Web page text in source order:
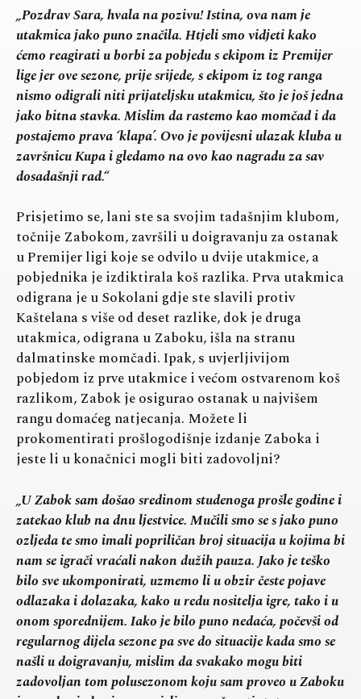
„Pozdrav Sara, hvala na pozivu! Istina, ova nam je
utakmica jako puno značila. Htjeli smo vidjeti kako
ćemo reagirati u borbi za pobjedu s ekipom iz Premijer
lige jer ove sezone, prije srijede, s ekipom iz tog ranga
nismo odigrali niti prijateljsku utakmicu, što je još jedna
jako bitna stavka. Mislim da rastemo kao momčad i da
postajemo prava ‘klapa’. Ovo je povijesni ulazak kluba u
završnicu Kupa i gledamo na ovo kao nagradu za sav
dosadašnji rad.“
Prisjetimo se, lani ste sa svojim tadašnjim klubom,
točnije Zabokom, završili u doigravanju za ostanak
u Premijer ligi koje se odvilo u dvije utakmice, a
pobjednika je izdiktirala koš razlika. Prva utakmica
odigrana je u Sokolani gdje ste slavili protiv
Kaštelana s više od deset razlike, dok je druga
utakmica, odigrana u Zaboku, išla na stranu
dalmatinske momčadi. Ipak, s uvjerljivijom
pobjedom iz prve utakmice i većom ostvarenom koš
razlikom, Zabok je osigurao ostanak u najvišem
rangu domaćeg natjecanja. Možete li
prokomentirati prošlogodišnje izdanje Zaboka i
jeste li u konačnici mogli biti zadovoljni?
„U Zabok sam došao sredinom studenoga prošle godine i
zatekao klub na dnu ljestvice. Mučili smo se s jako puno
ozljeda te smo imali popriličan broj situacija u kojima bi
nam se igrači vraćali nakon dužih pauza. Jako je teško
bilo sve ukomponirati, uzmemo li u obzir česte pojave
odlazaka i dolazaka, kako u redu nositelja igre, tako i u
onom sporednijem. Iako je bilo puno nedaća, počevši od
regularnog dijela sezone pa sve do situacije kada smo se
našli u doigravanju, mislim da svakako mogu biti
zadovoljan tom polusezonom koju sam proveo u Zaboku